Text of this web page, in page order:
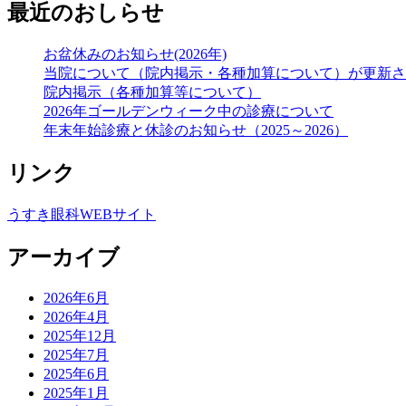
最近のおしらせ
お盆休みのお知らせ(2026年)
当院について（院内掲示・各種加算について）が更新
院内掲示（各種加算等について）
2026年ゴールデンウィーク中の診療について
年末年始診療と休診のお知らせ（2025～2026）
リンク
うすき眼科WEBサイト
アーカイブ
2026年6月
2026年4月
2025年12月
2025年7月
2025年6月
2025年1月